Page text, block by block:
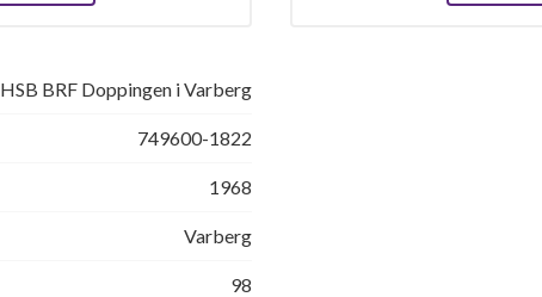
HSB BRF Doppingen i Varberg
749600-1822
1968
Varberg
98